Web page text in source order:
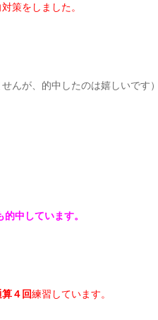
策をしました。
んが、的中したのは嬉しいです
中しています。
４回練習しています。